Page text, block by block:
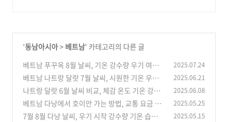
'동남아시아> 베트남' 카테고리의 다른 글
베트남 푸꾸옥 8월 날씨, 기온 강수량 우기 여름
성수기 옷차림 (0)
2025.07.24
베트남 나트랑 달랏 7월 날씨, 시원한 기온 우기
강수량 휴양지 옷차림
(0)
2025.06.21
나트랑 달랏 6월 날씨 비교, 체감 온도 기온 강수
량 및 우기 옷차림 (0)
2025.06.08
베트남 다낭에서 호이안 가는 방법, 교통 요금 가
성비 셔틀 버스 택시 그랩
(0)
2025.05.25
7월 8월 다낭 날씨, 우기 시작 강수량 기온 습도
2025.05.15